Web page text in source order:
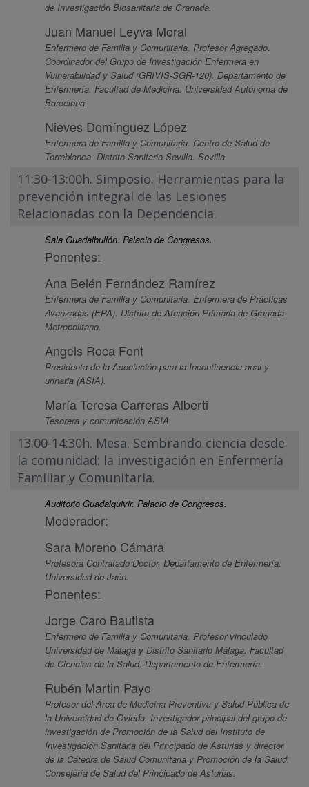
de Investigación Biosanitaria de Granada.
Juan Manuel Leyva Moral
Enfermero de Familia y Comunitaria. Profesor Agregado.
Coordinador del Grupo de Investigación Enfermera en
Vulnerabilidad y Salud (GRIVIS-SGR-120). Departamento de
Enfermería. Facultad de Medicina. Universidad Autónoma de
Barcelona.
Nieves Domínguez López
Enfermera de Familia y Comunitaria. Centro de Salud de
Torreblanca. Distrito Sanitario Sevilla. Sevilla
11:30-13:00h. Simposio. Herramientas para la
prevención integral de las Lesiones
Relacionadas con la Dependencia.
Sala Guadalbullón. Palacio de Congresos.
Ponentes:
Ana Belén Fernández Ramírez
Enfermera de Familia y Comunitaria. Enfermera de Prácticas
Avanzadas (EPA). Distrito de Atención Primaria de Granada
Metropolitano.
Angels Roca Font
Presidenta de la Asociación para la Incontinencia anal y
urinaria (ASIA).
María Teresa Carreras Alberti
Tesorera y comunicación ASIA
13:00-14:30h. Mesa. Sembrando ciencia desde
la comunidad: la investigación en Enfermería
Familiar y Comunitaria.
Auditorio Guadalquivir. Palacio de Congresos.
Moderador:
Sara Moreno Cámara
Profesora Contratado Doctor. Departamento de Enfermería.
Universidad de Jaén.
Ponentes:
Jorge Caro Bautista
Enfermero de Familia y Comunitaria. Profesor vinculado
Universidad de Málaga y Distrito Sanitario Málaga. Facultad
de Ciencias de la Salud. Departamento de Enfermería.
Rubén Martin Payo
Profesor del Área de Medicina Preventiva y Salud Pública de
la Universidad de Oviedo. Investigador principal del grupo de
investigación de Promoción de la Salud del Instituto de
Investigación Sanitaria del Principado de Asturias y director
de la Cátedra de Salud Comunitaria y Promoción de la Salud.
Consejería de Salud del Principado de Asturias.